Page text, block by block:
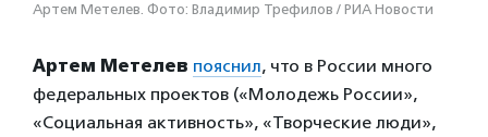
Артем Метелев. Фото: Владимир Трефилов / РИА Новости
Артем Метелев пояснил, что в России много
федеральных проектов («Молодежь России»,
«Социальная активность», «Творческие люди»,